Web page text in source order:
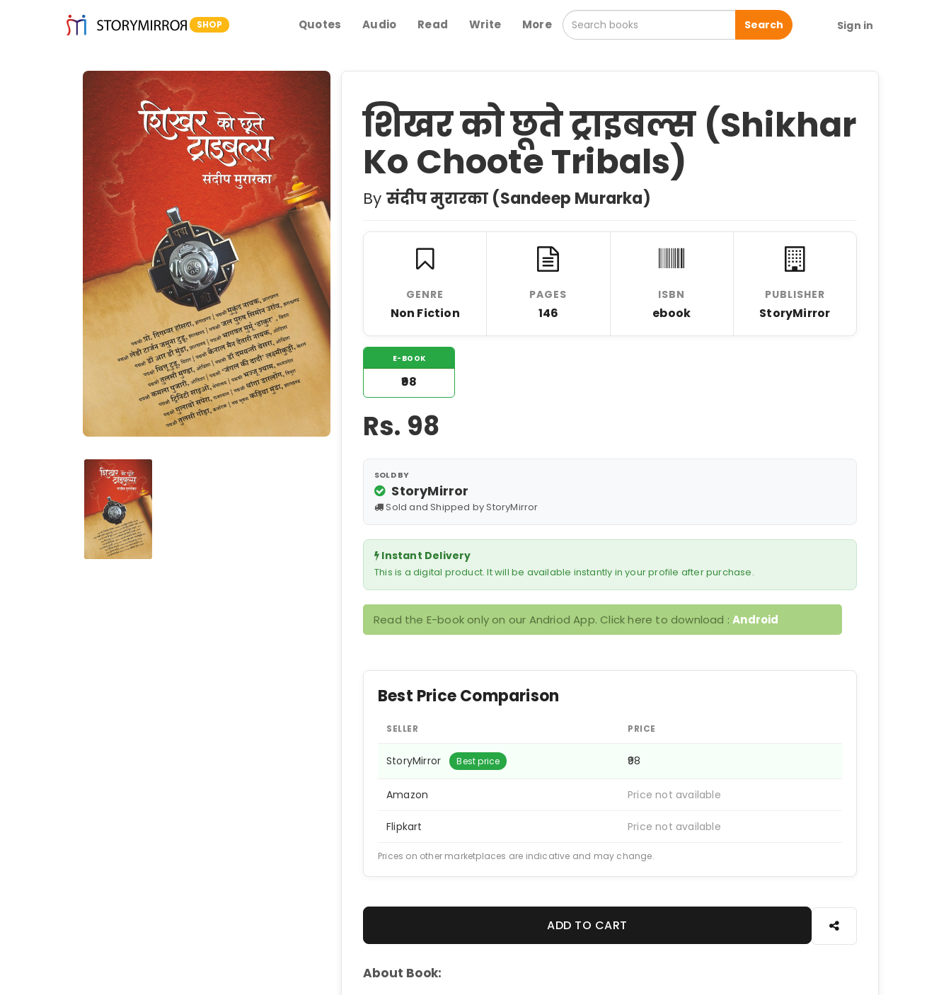
SHOP Quotes Audio Read Write More Search Sign in
शिखर को छूते ट्राइबल्स (Shikhar
Ko Choote Tribals)
By संदीप मुरारका (Sandeep Murarka)
GENRE
Non Fiction
PAGES
146
ISBN
ebook
PUBLISHER
StoryMirror
E-BOOK
₹98
Rs. 98
SOLD BY
StoryMirror
Sold and Shipped by StoryMirror
Instant Delivery
This is a digital product. It will be available instantly in your profile after purchase.
Read the E-book only on our Andriod App. Click here to download :Android
Best Price Comparison
SELLER PRICE
StoryMirror Best price ₹98
Amazon Price not available
Flipkart Price not available
Prices on other marketplaces are indicative and may change.
ADD TO CART
About Book: